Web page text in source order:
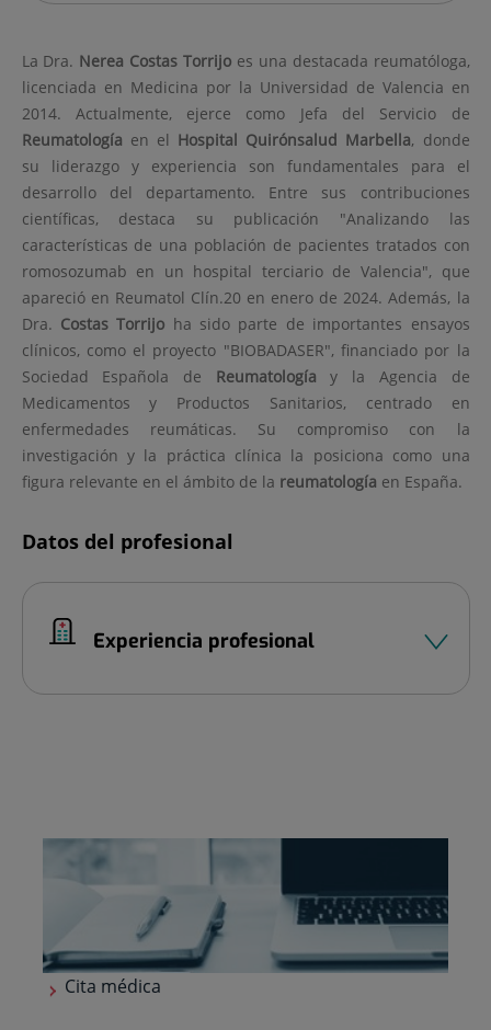
La Dra. Nerea Costas Torrijo es una destacada reumatóloga,
licenciada en Medicina por la Universidad de Valencia en
2014. Actualmente, ejerce como Jefa del Servicio de
Reumatología en el Hospital Quirónsalud Marbella, donde
su liderazgo y experiencia son fundamentales para el
desarrollo del departamento. Entre sus contribuciones
científicas, destaca su publicación "Analizando las
características de una población de pacientes tratados con
romosozumab en un hospital terciario de Valencia", que
apareció en Reumatol Clín.20 en enero de 2024. Además, la
Dra. Costas Torrijo ha sido parte de importantes ensayos
clínicos, como el proyecto "BIOBADASER", financiado por la
Sociedad Española de Reumatología y la Agencia de
Medicamentos y Productos Sanitarios, centrado en
enfermedades reumáticas. Su compromiso con la
investigación y la práctica clínica la posiciona como una
figura relevante en el ámbito de la reumatología en España.
Datos del profesional
Experiencia profesional
Cita médica